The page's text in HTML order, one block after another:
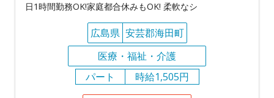
日1時間勤務OK!家庭都合休みもOK! 柔軟なシ
広島県 安芸郡海田町
医療・福祉・介護
パート
時給1,505円